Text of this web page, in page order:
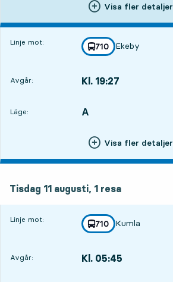
Visa fler detaljer
Linje mot: linje
710
mot
Ekeby
,
Avgår: Kl. 19:27
Läge:
LÄGE, A
,
Visa fler detaljer
Tisdag 11 augusti, 1 resa
Linje mot: linje
710
mot
Kumla
,
Avgår: Kl. 05:45